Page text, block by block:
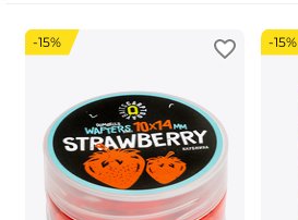
-15% -15%